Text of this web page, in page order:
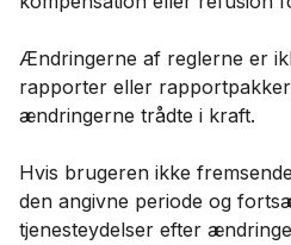
Ændringerne af reglerne er
rapporter eller
ændringerne trådte i kraft.
Hvis brugeren ikke
den angivne periode og
tjenesteydelser efter